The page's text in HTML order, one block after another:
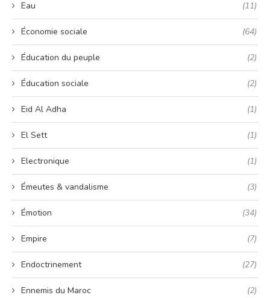
Eau (11)
Économie sociale (64)
Éducation du peuple (2)
Éducation sociale (2)
Eid Al Adha (1)
El Sett (1)
Electronique (1)
Émeutes & vandalisme (3)
Émotion (34)
Empire (7)
Endoctrinement (27)
Ennemis du Maroc (2)